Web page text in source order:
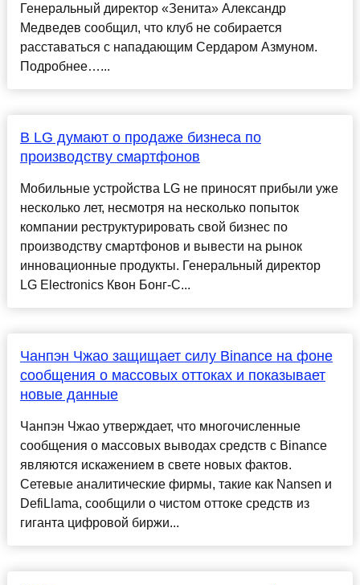
Генеральный директор «Зенита» Александр
Медведев сообщил, что клуб не собирается
расставаться с нападающим Сердаром Азмуном.
Подробнее…...
В LG думают о продаже бизнеса по
производству смартфонов
Мобильные устройства LG не приносят прибыли уже
несколько лет, несмотря на несколько попыток
компании реструктурировать свой бизнес по
производству смартфонов и вывести на рынок
инновационные продукты. Генеральный директор
LG Electronics Квон Бонг-С...
Чанпэн Чжао защищает силу Binance на фоне
сообщения о массовых оттоках и показывает
новые данные
Чанпэн Чжао утверждает, что многочисленные
сообщения о массовых выводах средств с Binance
являются искажением в свете новых фактов.
Сетевые аналитические фирмы, такие как Nansen и
DefiLlama, сообщили о чистом оттоке средств из
гиганта цифровой биржи...